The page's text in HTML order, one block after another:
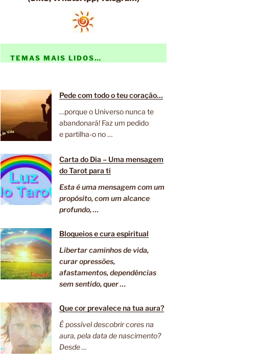
TEMAS MAIS LIDOS…
Pede com todo o teu coração…
…porque o Universo nunca te
abandonará! Faz um pedido
e partilha-o no …
Carta do Dia – Uma mensagem
do Tarot para ti
Esta é uma mensagem com um
propósito, com um alcance
profundo, …
Bloqueios e cura espiritual
Libertar caminhos de vida,
curar opressões,
afastamentos, dependências
sem sentido, quer …
Que cor prevalece na tua aura?
É possível descobrir cores na
aura, pela data de nascimento?
Desde …